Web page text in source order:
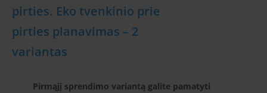
pirties. Eko tvenkinio prie
pirties planavimas – 2
variantas
Pirmąjį sprendimo variantą galite pamatyti